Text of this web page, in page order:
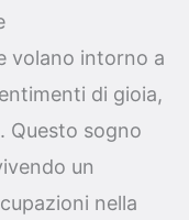
volano intorno a
di gioia,
Questo sogno
un
nella